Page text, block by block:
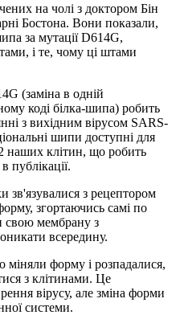
на чолі з доктором Бін
Бостона. Вони показали,
за мутації D614G,
і те, чому ці штами
(заміна в одній
коді білка-шипа) робить
з вихідним вірусом SARS-
шипи доступні для
наших клітин, що робить
публікації.
зв'язувалися з рецептором
згортаючись самі по
свою мембрану з
всередину.
міняли форму і розпадалися,
з клітинами. Це
вірусу, але зміна форми
системи.